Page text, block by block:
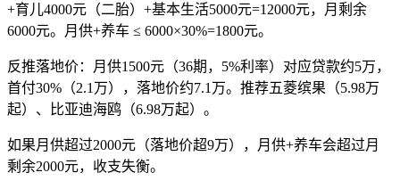
+育儿4000元（二胎）+基本生活5000元=12000元，月剩余
6000元。月供+养车 ≤ 6000×30%=1800元。
反推落地价：月供1500元（36期，5%利率）对应贷款约5万，
首付30%（2.1万），落地价约7.1万。推荐五菱缤果（5.98万
起）、比亚迪海鸥（6.98万起）。
如果月供超过2000元（落地价超9万），月供+养车会超过月
剩余2000元，收支失衡。